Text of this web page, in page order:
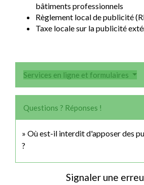
bâtiments professionnels
Règlement local de publicité
Taxe locale sur la publicité
Services en ligne et formulaires
Questions ? Réponses !
Où est-il interdit d'apposer des
?
Signaler une